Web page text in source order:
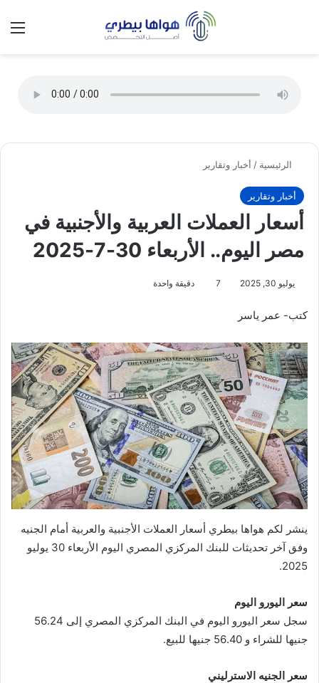
الوضع
الرئيسية / أخبار وتقارير
أخبار وتقارير
أسعار العملات العربية والأجنبية في
مصر اليوم.. الأربعاء 30-7-2025
يوليو 30, 2025 7 دقيقة واحدة
كتب- عمر ياسر
ينشر لكم هواها بيطري أسعار العملات الأجنبية والعربية أمام الجنيه
وفق آخر تحديثات للبنك المركزي المصري اليوم الأربعاء 30 يوليو
2025.
سعر اليورو اليوم
سجل سعر اليورو اليوم في البنك المركزي المصري إلى 56.24
جنيها للشراء و 56.40 جنيها للبيع.
سعر الجنيه الاسترليني